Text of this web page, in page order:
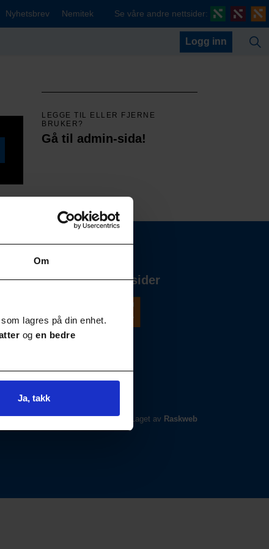
Om
lagres på din enhet.
og en bedre
Ja, takk
Nyhetsbrev Nemitek Se våre andre nettsider:
Logg inn
LEGGE TIL ELLER FJERNE
BRUKER?
Gå til admin-sida!
Våre andre nettsider
Laget av Raskweb